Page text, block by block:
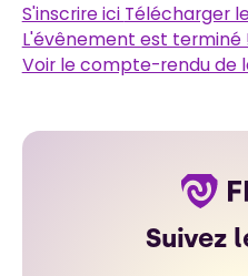
S'inscrire ici Télécharger
L'évênement est terminé
Voir le compte-rendu de
Suivez